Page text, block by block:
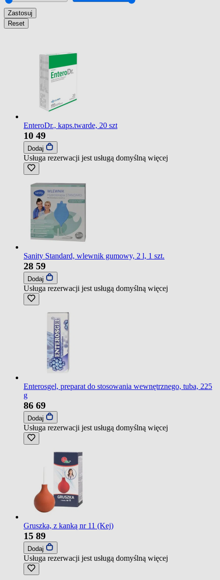
Zastosuj
Reset
EnteroDr., kaps.twarde, 20 szt
10 49
Dodaj
Usługa rezerwacji jest usługą domyślną więcej
Sanity Standard, wlewnik gumowy, 2 l, 1 szt.
28 59
Dodaj
Usługa rezerwacji jest usługą domyślną więcej
Enterosgel, preparat do stosowania wewnętrznego, tuba, 225
g
86 69
Dodaj
Usługa rezerwacji jest usługą domyślną więcej
Gruszka, z kanką nr 11 (Kej)
15 89
Dodaj
Usługa rezerwacji jest usługą domyślną więcej